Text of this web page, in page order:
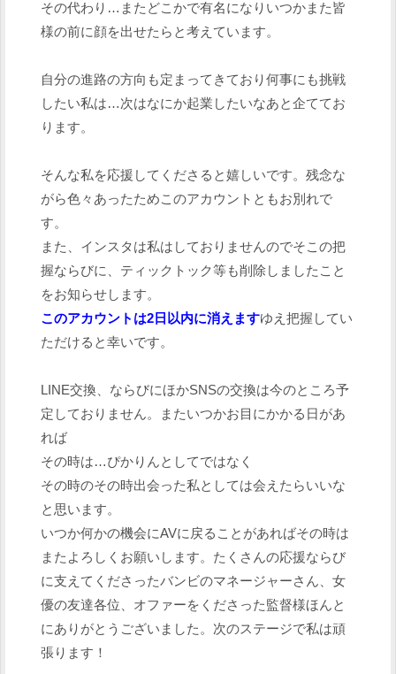
その代わり…またどこかで有名になりいつかまた皆
様の前に顔を出せたらと考えています。
自分の進路の方向も定まってきており何事にも挑戦
したい私は…次はなにか起業したいなあと企ててお
ります。
そんな私を応援してくださると嬉しいです。残念な
がら色々あったためこのアカウントともお別れで
す。
また、インスタは私はしておりませんのでそこの把
握ならびに、ティックトック等も削除しましたこと
をお知らせします。
このアカウントは2日以内に消えますゆえ把握してい
ただけると幸いです。
LINE交換、ならびにほかSNSの交換は今のところ予
定しておりません。またいつかお目にかかる日があ
れば
その時は…ぴかりんとしてではなく
その時のその時出会った私としては会えたらいいな
と思います。
いつか何かの機会にAVに戻ることがあればその時は
またよろしくお願いします。たくさんの応援ならび
に支えてくださったバンビのマネージャーさん、女
優の友達各位、オファーをくださった監督様ほんと
にありがとうございました。次のステージで私は頑
張ります！